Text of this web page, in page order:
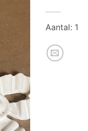
Aantal: 1